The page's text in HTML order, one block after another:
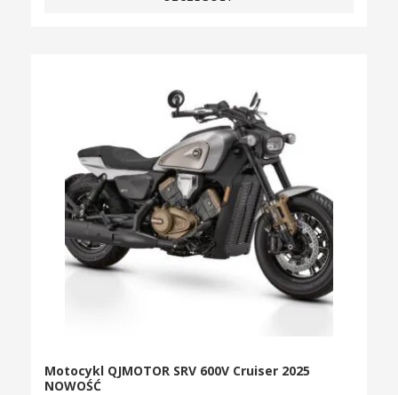
Motocykl QJMOTOR SRV 600V Cruiser 2025
NOWOŚĆ